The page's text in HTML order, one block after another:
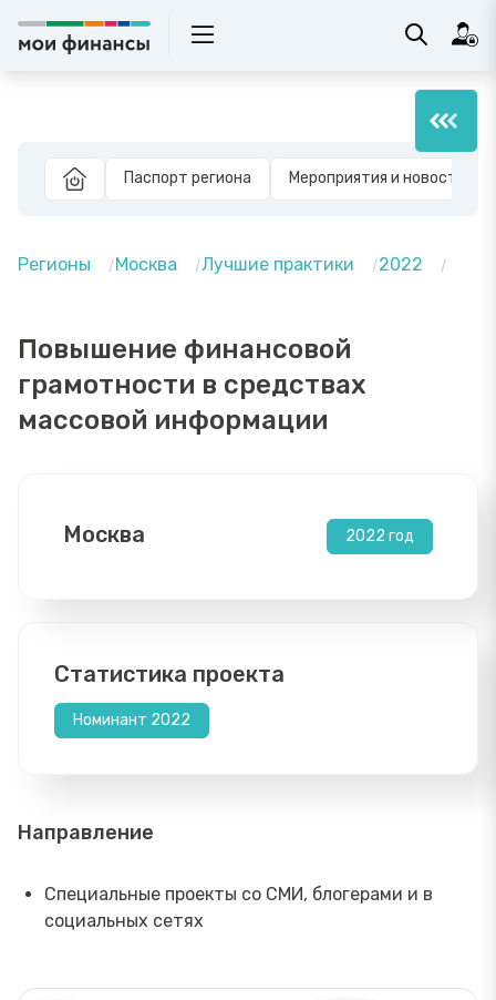
Паспорт региона Мероприятия и новости
Регионы Москва Лучшие практики 2022
Повышение финансовой
грамотности в средствах
массовой информации
Москва 2022 год
Статистика проекта
Номинант 2022
Направление
Специальные проекты со СМИ, блогерами и в
социальных сетях